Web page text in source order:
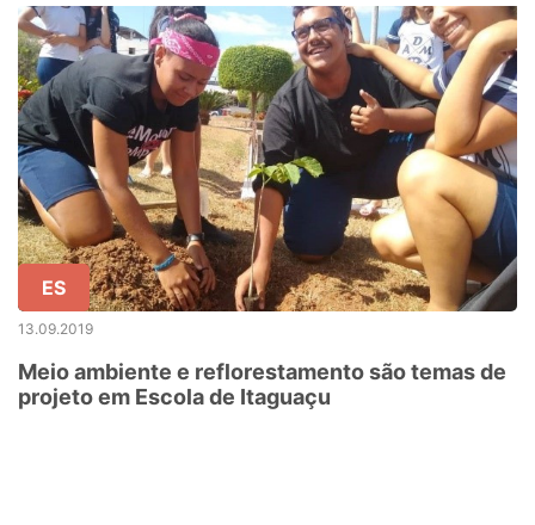
ES
13.09.2019
Meio ambiente e reflorestamento são temas de
projeto em Escola de Itaguaçu